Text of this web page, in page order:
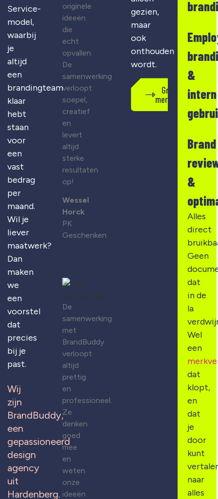
Service-
model,
waarbij
je
altijd
een
brandingteam
klaar
hebt
staan
voor
een
vast
bedrag
per
maand.
Wil je
liever
maatwerk?
Dan
maken
we
een
voorstel
dat
precies
bij je
past.
Wij
zijn
BrandBuddy,
een
gepassioneerd
design
agency
uit
Hardenberg.
originele
ideeën
die
echt
opvallen.
De
samenwerking
verloopt
soepel,
creatief
en
levert
altijd
sterke
resultaten
op!
Wessel
Horck
PK
Geschenken
De
samenwerking
met
BrandBuddy
verloopt
altijd
prettig
en
professioneel.
Ze
denken
goed
mee
en
weten
onze
ideeën
gezien,
maar
ook
onthouden
wordt.
Gratis
merkscan
&
intern
Brand
&
Alles
direct
Geen
dat
in de
la
Wel
een
dat
klopt,
en
dat
je
door
kunt
naar
alles